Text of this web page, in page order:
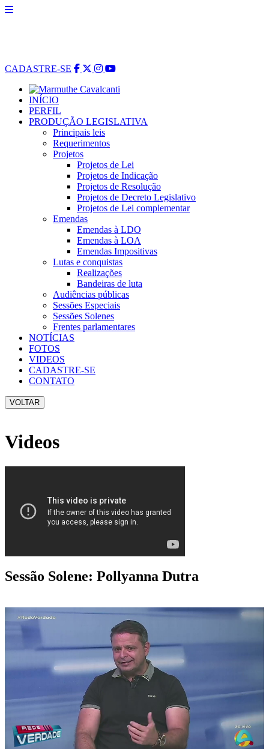
CADASTRE-SE
INÍCIO
PERFIL
PRODUÇÃO LEGISLATIVA
Principais leis
Requerimentos
Projetos
Projetos de Lei
Projetos de Indicação
Projetos de Resolução
Projetos de Decreto Legislativo
Projetos de Lei complementar
Emendas
Emendas à LDO
Emendas à LOA
Emendas Impositivas
Lutas e conquistas
Realizações
Bandeiras de luta
Audiências públicas
Sessões Especiais
Sessões Solenes
Frentes parlamentares
NOTÍCIAS
FOTOS
VIDEOS
CADASTRE-SE
CONTATO
VOLTAR
Videos
Sessão Solene: Pollyanna Dutra